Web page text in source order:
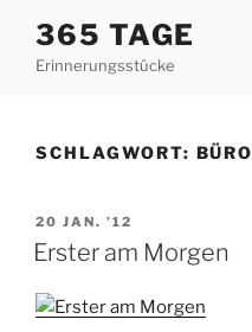
Inhalt
springen
365 TAGE
Erinnerungsstücke
SCHLAGWORT: BÜRO
VERÖFFENTLICHT
AM
20 JAN. ’12
Erster am Morgen